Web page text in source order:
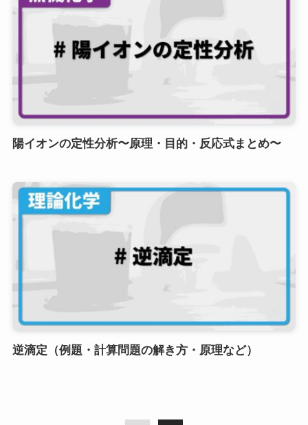
陽イオンの定性分析〜原理・目的・反応式まとめ〜
逆滴定（例題・計算問題の解き方・原理など）